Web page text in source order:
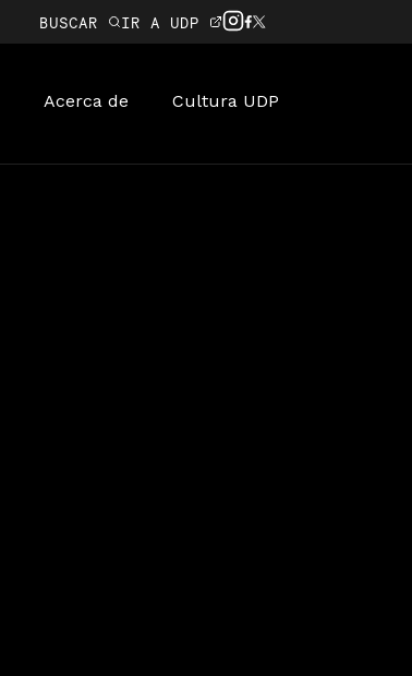
BUSCAR IR A UDP
Acerca de Cultura UDP